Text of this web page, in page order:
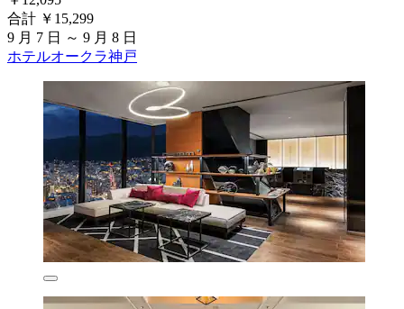
合計 ￥15,299
9 月 7 日 ～ 9 月 8 日
ホテルオークラ神戸